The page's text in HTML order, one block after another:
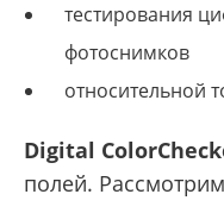
тестирования
фотоснимков
относительной
Digital
полей.